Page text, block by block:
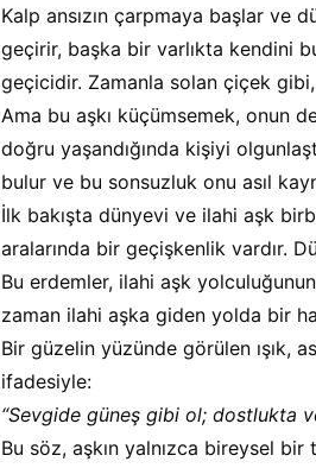
Kalp ansızın çarpmaya başlar ve
geçirir, başka bir varlıkta kendini
geçicidir. Zamanla solan çiçek
Ama bu aşkı küçümsemek, onun
doğru yaşandığında kişiyi
bulur ve bu sonsuzluk onu asıl
İlk bakışta dünyevi ve ilahi aşk
aralarında bir geçişkenlik vardır.
Bu erdemler, ilahi aşk
zaman ilahi aşka giden yolda bir
Bir güzelin yüzünde görülen ışık,
ifadesiyle:
“Sevgide güneş gibi ol; dostlukta
Bu söz, aşkın yalnızca bireysel